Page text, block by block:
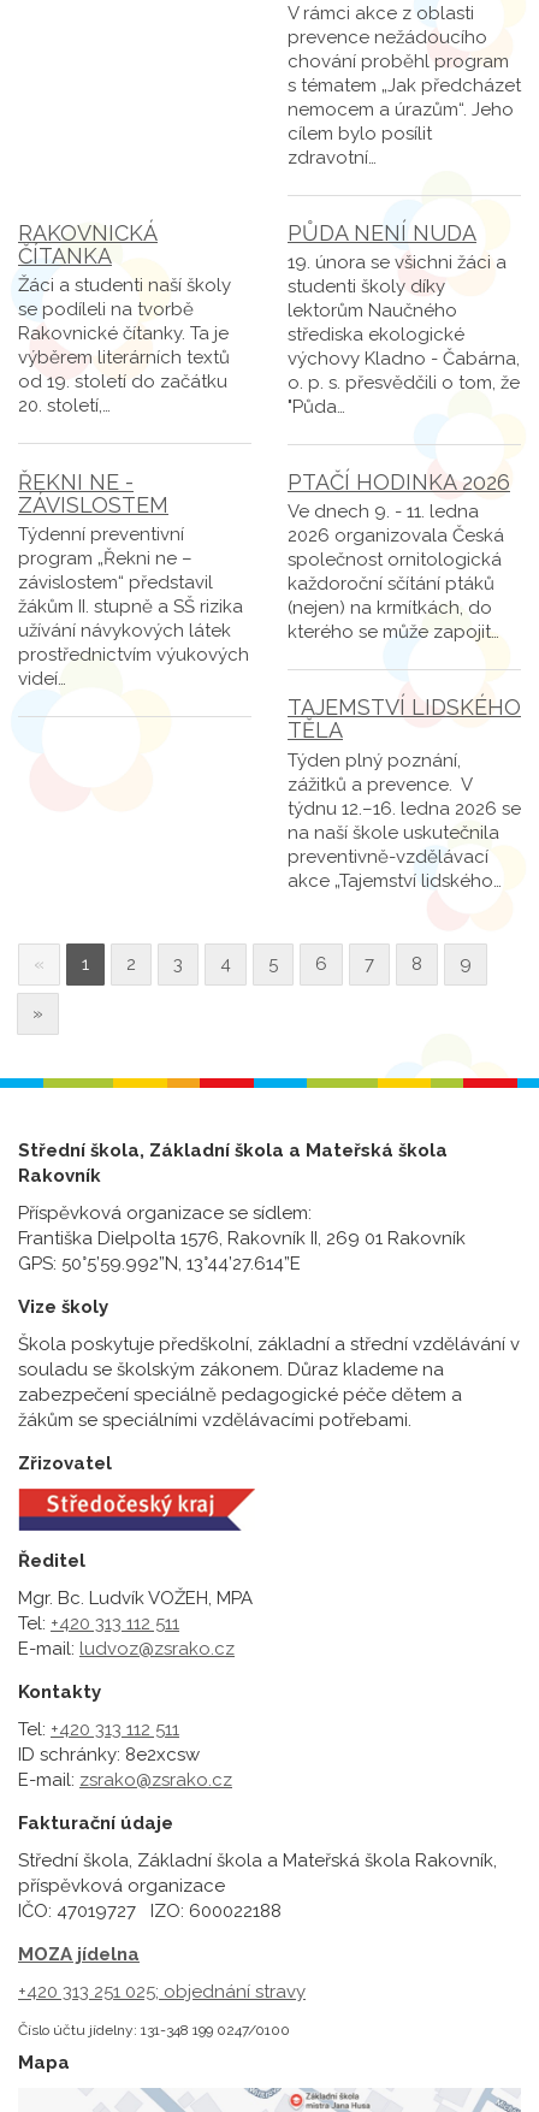
V rámci akce z oblasti
prevence nežádoucího
chování proběhl program
s tématem „Jak předcházet
nemocem a úrazům“. Jeho
cílem bylo posílit
zdravotní…
RAKOVNICKÁ
ČÍTANKA
Žáci a studenti naší školy
se podíleli na tvorbě
Rakovnické čítanky. Ta je
výběrem literárních textů
od 19. století do začátku
20. století,…
PŮDA NENÍ NUDA
19. února se všichni žáci a
studenti školy díky
lektorům Naučného
střediska ekologické
výchovy Kladno - Čabárna,
o. p. s. přesvědčili o tom, že
"Půda…
ŘEKNI NE -
ZÁVISLOSTEM
Týdenní preventivní
program „Řekni ne –
závislostem“ představil
žákům II. stupně a SŠ rizika
užívání návykových látek
prostřednictvím výukových
videí…
PTAČÍ HODINKA 2026
Ve dnech 9. - 11. ledna
2026 organizovala Česká
společnost ornitologická
každoroční sčítání ptáků
(nejen) na krmítkách, do
kterého se může zapojit…
TAJEMSTVÍ LIDSKÉHO
TĚLA
Týden plný poznání,
zážitků a prevence. V
týdnu 12.–16. ledna 2026 se
na naší škole uskutečnila
preventivně-vzdělávací
akce „Tajemství lidského…
« 1 2 3 4 5 6 7 8 9
»
Střední škola, Základní škola a Mateřská škola
Rakovník
Příspěvková organizace se sídlem:
Františka Dielpolta 1576, Rakovník II, 269 01 Rakovník
GPS: 50°5’59.992”N, 13°44’27.614”E
Vize školy
Škola poskytuje předškolní, základní a střední vzdělávání v
souladu se školským zákonem. Důraz klademe na
zabezpečení speciálně pedagogické péče dětem a
žákům se speciálními vzdělávacími potřebami.
Zřizovatel
Ředitel
Mgr. Bc. Ludvík VOŽEH, MPA
Tel: +420 313 112 511
E-mail: ludvoz@zsrako.cz
Kontakty
Tel: +420 313 112 511
ID schránky: 8e2xcsw
E-mail: zsrako@zsrako.cz
Fakturační údaje
Střední škola, Základní škola a Mateřská škola Rakovník,
příspěvková organizace
IČO: 47019727 IZO: 600022188
MOZA jídelna
+420 313 251 025; objednání stravy
Číslo účtu jídelny: 131-348 199 0247/0100
Mapa